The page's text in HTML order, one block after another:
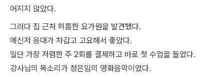
어지지 않았다.
그러다 집 근처 허름한 요가원을 발견했다.
메신저 응대가 차갑고 고요해서 좋았다.
일단 가장 저렴한 주 2회를 결제하고 바로 첫 수업을 들었다.
강사님의 목소리가 정은임의 영화음악이었다.